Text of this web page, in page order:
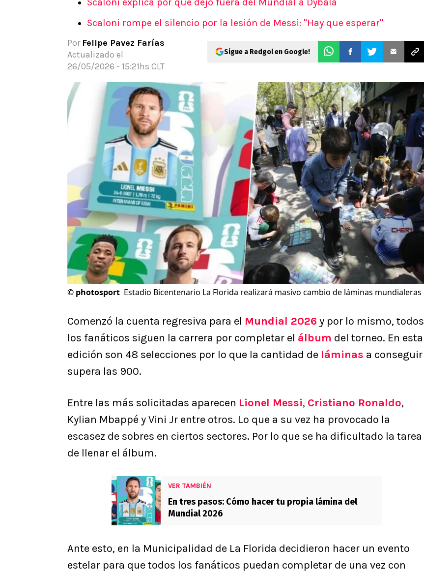
Pronósticos
Apuestas Mundial 2026
Scaloni rompe el silencio por la lesión de Messi: "Hay que esperar"
Por Felipe Pavez Farías
Actualizado el
26/05/2026 - 15:21hs CLT
Sigue a Redgol en Google!
© photosport Estadio Bicentenario La Florida realizará masivo cambio de láminas mundialeras
Comenzó la cuenta regresiva para el Mundial 2026 y por lo mismo, todos
los fanáticos siguen la carrera por completar el álbum del torneo. En esta
edición son 48 selecciones por lo que la cantidad de láminas a conseguir
supera las 900.
Entre las más solicitadas aparecen Lionel Messi, Cristiano Ronaldo,
Kylian Mbappé y Vini Jr entre otros. Lo que a su vez ha provocado la
escasez de sobres en ciertos sectores. Por lo que se ha dificultado la tarea
de llenar el álbum.
VER TAMBIÉN
En tres pasos: Cómo hacer tu propia lámina del
Mundial 2026
Ante esto, en la Municipalidad de La Florida decidieron hacer un evento
estelar para que todos los fanáticos puedan completar de una vez con